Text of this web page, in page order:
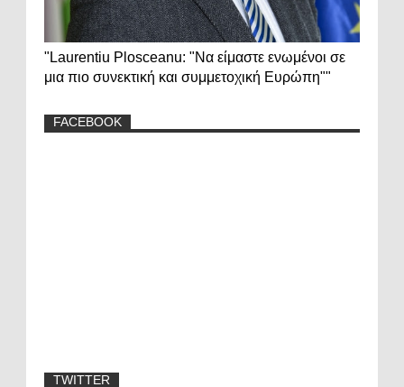
"Laurentiu Plosceanu: "Να είμαστε ενωμένοι σε
μια πιο συνεκτική και συμμετοχική Ευρώπη""
FACEBOOK
TWITTER